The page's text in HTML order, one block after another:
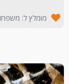
מומלץ ל: